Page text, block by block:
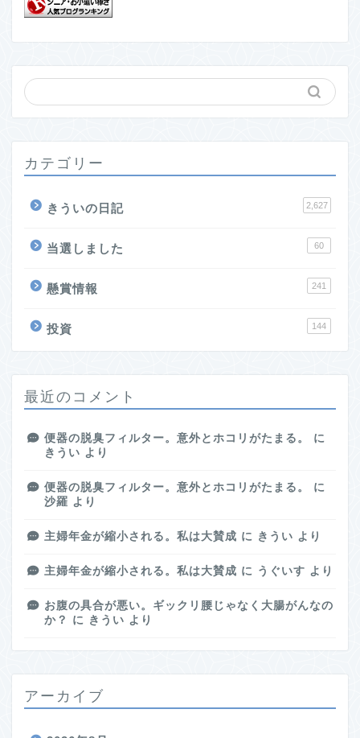
カテゴリー
きういの日記 2,627
当選しました 60
懸賞情報 241
投資 144
最近のコメント
便器の脱臭フィルター。意外とホコリがたまる。
に
きうい より
便器の脱臭フィルター。意外とホコリがたまる。
に
沙羅 より
主婦年金が縮小される。私は大賛成 に きうい より
主婦年金が縮小される。私は大賛成 に うぐいす より
お腹の具合が悪い。ギックリ腰じゃなく大腸がんなの
か？
に きうい より
アーカイブ